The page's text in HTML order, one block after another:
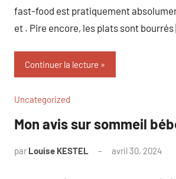
fast-food est pratiquement
et . Pire encore, les plats sont
Continuer la lecture
Uncategorized
Mon avis sur sommeil
par Louise KESTEL avril 30, 2024